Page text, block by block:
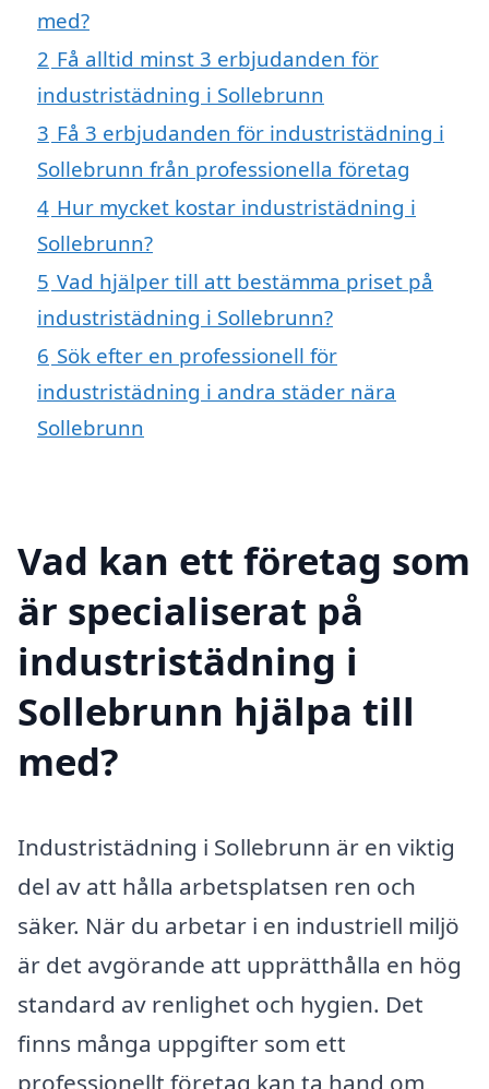
med?
2 Få alltid minst 3 erbjudanden för
industristädning i Sollebrunn
3 Få 3 erbjudanden för industristädning i
Sollebrunn från professionella företag
4 Hur mycket kostar industristädning i
Sollebrunn?
5 Vad hjälper till att bestämma priset på
industristädning i Sollebrunn?
6 Sök efter en professionell för
industristädning i andra städer nära
Sollebrunn
Vad kan ett företag som
är specialiserat på
industristädning i
Sollebrunn hjälpa till
med?
Industristädning i Sollebrunn är en viktig
del av att hålla arbetsplatsen ren och
säker. När du arbetar i en industriell miljö
är det avgörande att upprätthålla en hög
standard av renlighet och hygien. Det
finns många uppgifter som ett
professionellt företag kan ta hand om,